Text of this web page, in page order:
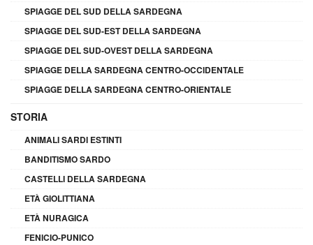
SPIAGGE DEL SUD DELLA SARDEGNA
SPIAGGE DEL SUD-EST DELLA SARDEGNA
SPIAGGE DEL SUD-OVEST DELLA SARDEGNA
SPIAGGE DELLA SARDEGNA CENTRO-OCCIDENTALE
SPIAGGE DELLA SARDEGNA CENTRO-ORIENTALE
STORIA
ANIMALI SARDI ESTINTI
BANDITISMO SARDO
CASTELLI DELLA SARDEGNA
ETÀ GIOLITTIANA
ETÀ NURAGICA
FENICIO-PUNICO